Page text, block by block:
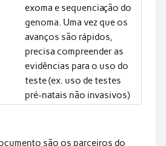
exoma e sequenciação do
genoma. Uma vez que os
avanços são rápidos,
precisa compreender as
evidências para o uso do
teste (ex. uso de testes
pré-natais não invasivos)
são os parceiros do